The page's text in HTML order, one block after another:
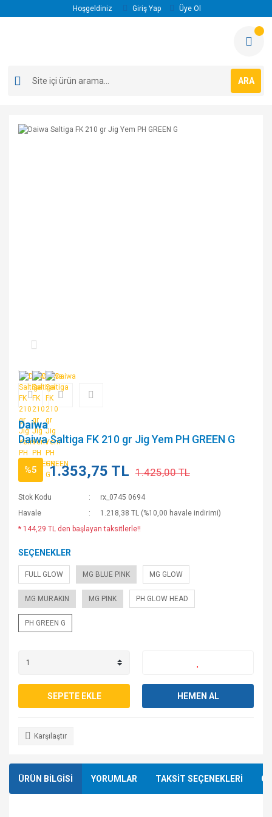
Hoşgeldiniz Giriş Yap Üye Ol
ARA
Daiwa
Daiwa Saltiga FK 210 gr Jig Yem PH GREEN G
%5 1.353,75 TL 1.425,00 TL
Stok Kodu
rx_0745 0694
Havale
1.218,38 TL (%10,00 havale indirimi)
* 144,29 TL den başlayan taksitlerle!!
SEÇENEKLER
FULL GLOW MG BLUE PINK MG GLOW
MG MURAKIN MG PINK PH GLOW HEAD
PH GREEN G
SEPETE EKLE HEMEN AL
Karşılaştır
ÜRÜN BİLGİSİ YORUMLAR TAKSİT SEÇENEKLERİ